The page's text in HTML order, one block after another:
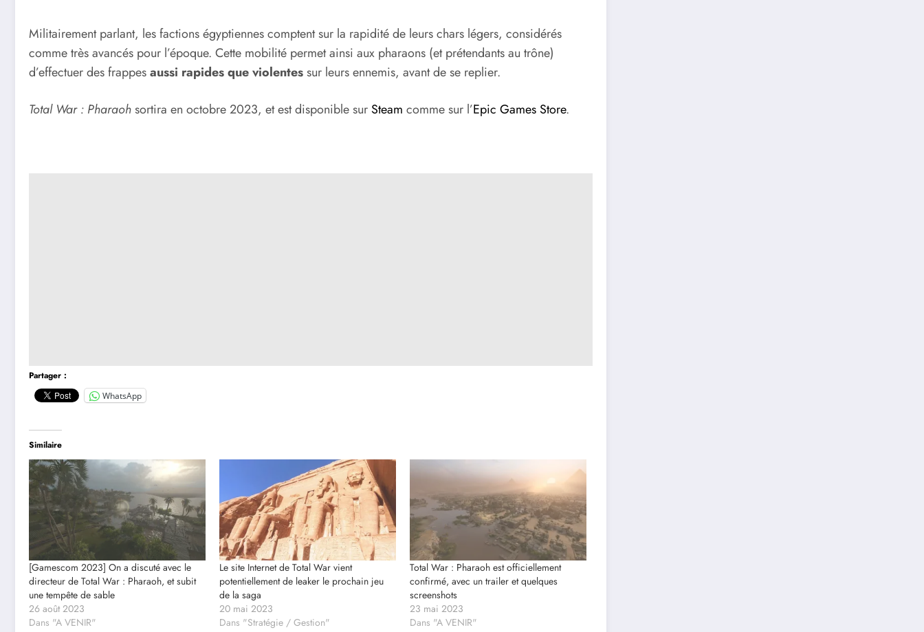
Militairement parlant, les factions égyptiennes comptent sur la rapidité de leurs chars légers, considérés
comme très avancés pour l’époque. Cette mobilité permet ainsi aux pharaons (et prétendants au trône)
d’effectuer des frappesaussi rapides que violentessur leurs ennemis, avant de se replier.
Total War : Pharaohsortira en octobre 2023, et est disponible sur Steam comme sur l’Epic Games Store.
Partager :
WhatsApp
Similaire
[Gamescom 2023] On a discuté avec le
directeur de Total War : Pharaoh, et subit
une tempête de sable
26 août 2023
Dans "A VENIR"
Le site Internet de Total War vient
potentiellement de leaker le prochain jeu
de la saga
20 mai 2023
Dans "Stratégie / Gestion"
Total War : Pharaoh est officiellement
confirmé, avec un trailer et quelques
screenshots
23 mai 2023
Dans "A VENIR"